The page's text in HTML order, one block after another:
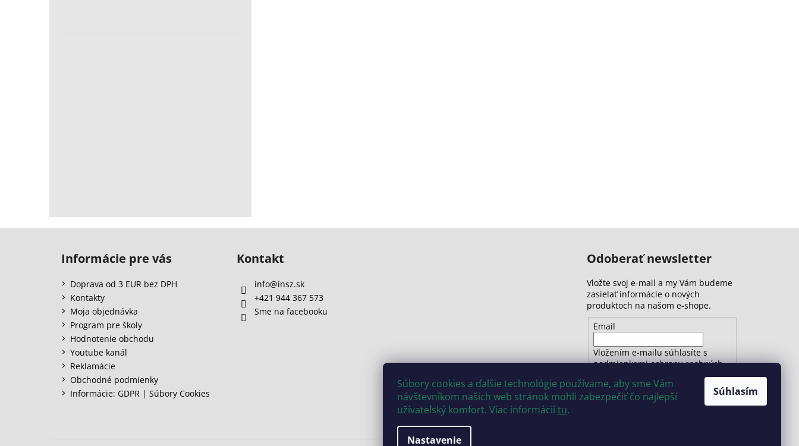
Súbory cookies a ďalšie technológie používame, aby sme Vám
návštevníkom našich web stránok mohli zabezpečiť čo najlepší
užívateľský komfort. Viac informáciítu.
Nastavenie
Súhlasím
Informácie pre vás
Doprava od 3 EUR bez DPH
Kontakty
Moja objednávka
Program pre školy
Hodnotenie obchodu
Youtube kanál
Reklamácie
Obchodné podmienky
Informácie: GDPR | Súbory Cookies
Kontakt
info@insz.sk
+421 944 367 573
Sme na facebooku
Odoberať newsletter
Vložte svoj e-mail a my Vám budeme
zasielať informácie o nových
produktoch na našom e-shope.
Email
Vložením e-mailu súhlasíte s
podmienkami ochrany osobných
PRIHLÁSIŤ SA